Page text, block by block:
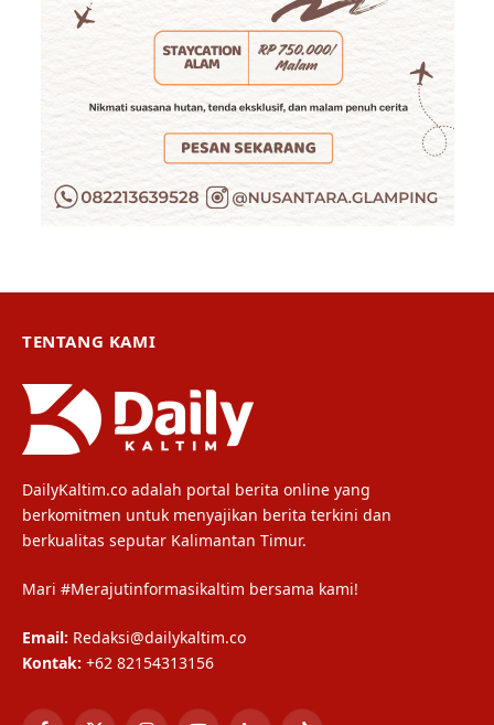
TENTANG KAMI
DailyKaltim.co adalah portal berita online yang
berkomitmen untuk menyajikan berita terkini dan
berkualitas seputar Kalimantan Timur.
Mari #Merajutinformasikaltim bersama kami!
Email: Redaksi@dailykaltim.co
Kontak: +62 82154313156